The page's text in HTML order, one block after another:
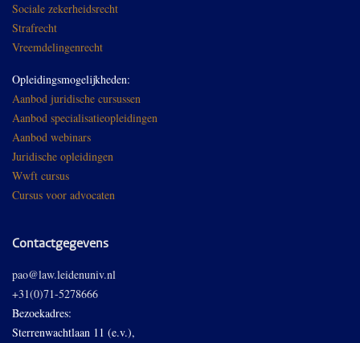
Sociale zekerheidsrecht
Strafrecht
Vreemdelingenrecht
Opleidingsmogelijkheden:
Aanbod juridische cursussen
Aanbod specialisatieopleidingen
Aanbod webinars
Juridische opleidingen
Wwft cursus
Cursus voor advocaten
Contactgegevens
pao@law.leidenuniv.nl
+31(0)71-5278666
Bezoekadres:
Sterrenwachtlaan 11 (e.v.),